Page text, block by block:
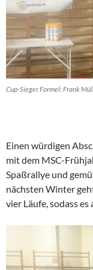
Cup-Sieger Formel: Frank
Einen würdigen
mit dem MSC-
Spaßrallye und
nächsten Winter
vier Läufe, sodass